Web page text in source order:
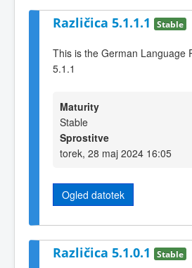
Različica 5.1.1.1 Stable
This is the German Language
5.1.1
Maturity
Stable
Sprostitve
torek, 28 maj 2024 16:05
Ogled datotek
Različica 5.1.0.1 Stable